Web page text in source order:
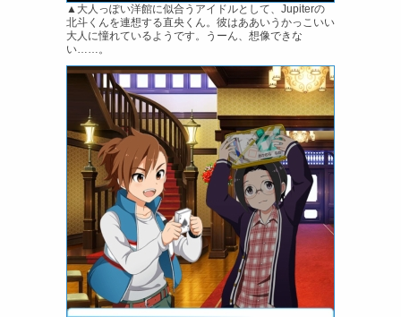
▲大人っぽい洋館に似合うアイドルとして、Jupiterの
北斗くんを連想する直央くん。彼はああいうかっこいい
大人に憧れているようです。うーん、想像できな
い……。